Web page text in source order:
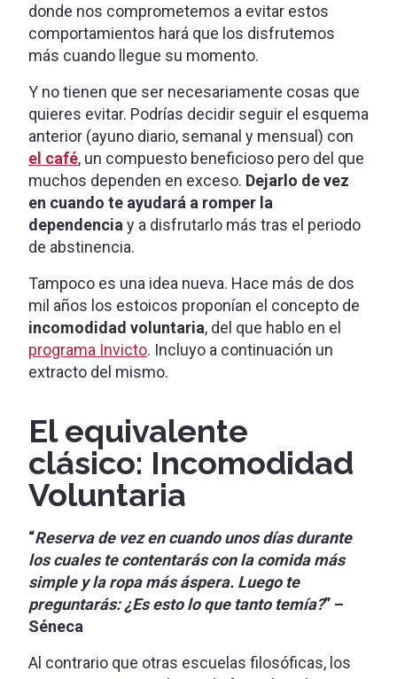
donde nos comprometemos a evitar estos
comportamientos hará que los disfrutemos
más cuando llegue su momento.
Y no tienen que ser necesariamente cosas que
quieres evitar. Podrías decidir seguir el esquema
anterior (ayuno diario, semanal y mensual) con
el café, un compuesto beneficioso pero del que
muchos dependen en exceso. Dejarlo de vez
en cuando te ayudará a romper la
dependencia y a disfrutarlo más tras el periodo
de abstinencia.
Tampoco es una idea nueva. Hace más de dos
mil años los estoicos proponían el concepto de
incomodidad voluntaria, del que hablo en el
programa Invicto. Incluyo a continuación un
extracto del mismo.
El equivalente
clásico: Incomodidad
Voluntaria
“Reserva de vez en cuando unos días durante
los cuales te contentarás con la comida más
simple y la ropa más áspera. Luego te
preguntarás: ¿Es esto lo que tanto temía?” –
Séneca
Al contrario que otras escuelas filosóficas, los